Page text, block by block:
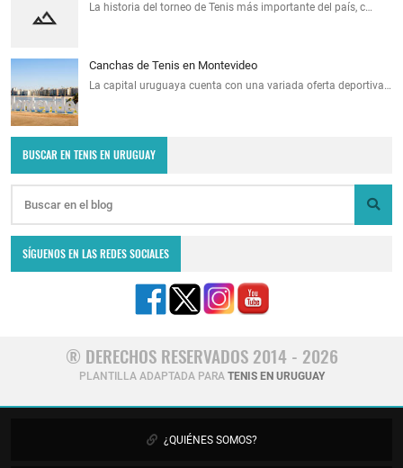
La historia del torneo de Tenis más importante del país, c…
Canchas de Tenis en Montevideo
La capital uruguaya cuenta con una variada oferta deportiva…
BUSCAR EN TENIS EN URUGUAY
SÍGUENOS EN LAS REDES SOCIALES
® DERECHOS RESERVADOS 2014 - 2026
PLANTILLA ADAPTADA PARA TENIS EN URUGUAY
¿QUIÉNES SOMOS?